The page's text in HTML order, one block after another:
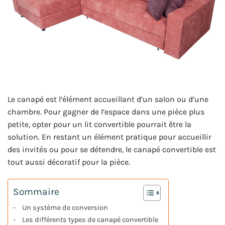
Le canapé est l’élément accueillant d’un salon ou d’une
chambre. Pour gagner de l’espace dans une pièce plus
petite, opter pour un lit convertible pourrait être la
solution. En restant un élément pratique pour accueillir
des invités ou pour se détendre, le canapé convertible est
tout aussi décoratif pour la pièce.
Sommaire
Un système de conversion
Les différents types de canapé convertible